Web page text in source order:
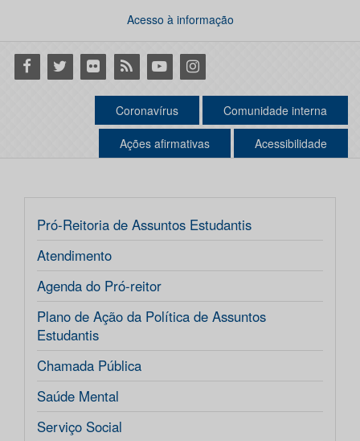
Acesso à informação
Facebook
Twitter Flickr RSS YoutubeInstagram
Coronavírus Comunidade interna
Ações afirmativas Acessibilidade
Pró-Reitoria de Assuntos Estudantis
Atendimento
Agenda do Pró-reitor
Plano de Ação da Política de Assuntos
Estudantis
Chamada Pública
Saúde Mental
Serviço Social